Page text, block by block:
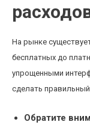
На рынке
бесплатных до
упрощенными
сделать
Обратите